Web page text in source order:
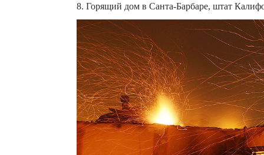
8. Горящий дом в Санта-Барбаре, штат